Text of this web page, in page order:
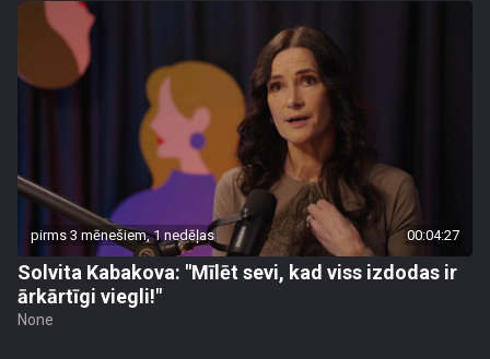
pirms 3 mēnešiem, 1 nedēļas 00:04:27
Solvita Kabakova: "Mīlēt sevi, kad viss izdodas ir
ārkārtīgi viegli!"
None